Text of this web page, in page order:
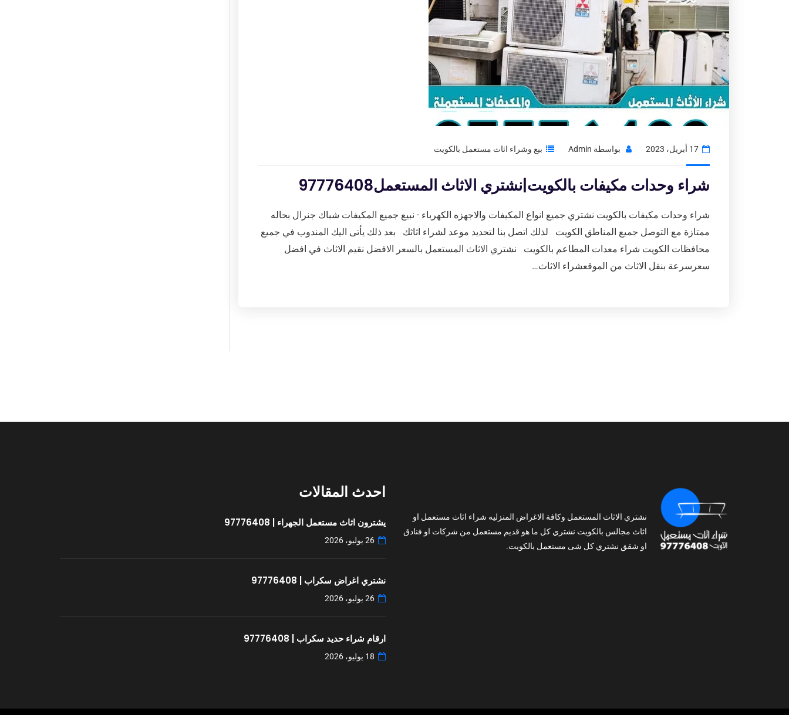
17 أبريل، 2023 بواسطة Admin بيع وشراء اثاث مستعمل بالكويت
شراء وحدات مكيفات بالكويت|نشتري الاثاث المستعمل97776408
شراء وحدات مكيفات بالكويت نشتري جميع انواع المكيفات والاجهزه الكهرباء · نبيع جميع المكيفات شباك جنرال بحاله
ممتازة مع التوصل جميع المناطق الكويت لذلك اتصل بنا لتحديد موعد لشراء اثاثك بعد ذلك يأتى اليك المندوب في جميع
محافظات الكويت شراء معدات المطاعم بالكويت نشتري الاثاث المستعمل بالسعر الافضل نقيم الاثاث في افضل
سعرسرعة بنقل الاثاث من الموقعشراء الاثاث…
نشتري الاثاث المستعمل وكافة الاغراض المنزليه شراء اثاث مستعمل او
اثاث مجالس بالكويت نشتري كل ما هو قديم مستعمل من شركات او فنادق
او شقق نشتري كل شى مستعمل بالكويت.
احدث المقالات
يشترون اثاث مستعمل الجهراء | 97776408
26 يوليو، 2026
نشتري اغراض سكراب | 97776408
26 يوليو، 2026
ارقام شراء حديد سكراب | 97776408
18 يوليو، 2026